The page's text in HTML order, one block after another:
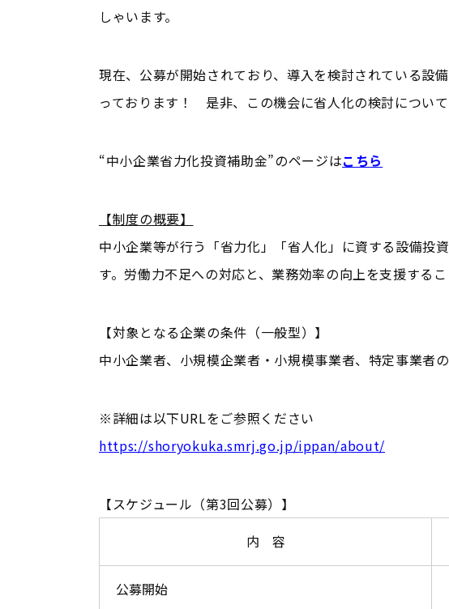
しゃいます。
現在、公募が開始されており、導入を検討されている設
っております！ 是非、この機会に省人化の検討について
“中小企業省力化投資補助金”のページはこちら
【制度の概要】
中小企業等が行う「省力化」「省人化」に資する設備投
す。労働力不足への対応と、業務効率の向上を支援するこ
【対象となる企業の条件（一般型）】
中小企業者、小規模企業者・小規模事業者、特定事業者
※詳細は以下URLをご参照ください
https://shoryokuka.smrj.go.jp/ippan/about/
【スケジュール（第3回公募）】
内 容
公募開始